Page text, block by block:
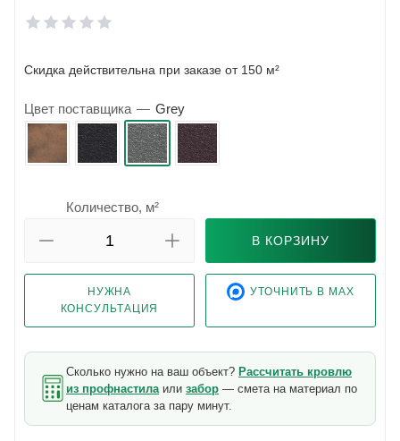
Скидка действительна при заказе от 150 м²
Цвет поставщика — Grey
Количество, м²
В КОРЗИНУ
НУЖНА
КОНСУЛЬТАЦИЯ
УТОЧНИТЬ В MAX
Сколько нужно на ваш объект? Рассчитать кровлю
из профнастила или забор — смета на материал по
ценам каталога за пару минут.